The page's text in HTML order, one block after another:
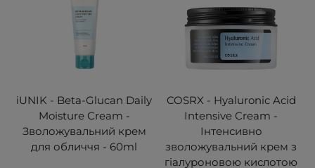
iUNIK - Beta-Glucan Daily
Moisture Cream -
Зволожувальний крем
для обличчя - 60ml
COSRX - Hyaluronic Acid
Intensive Cream -
Інтенсивно
зволожувальний крем з
гіалуроновою кислотою